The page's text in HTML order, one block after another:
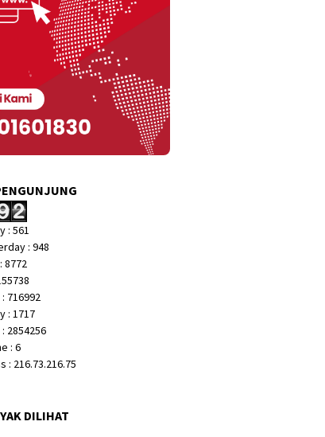
: 561
: 948
8772
716992
: 1717
2854256
: 6
: 216.73.216.75
DILIHAT